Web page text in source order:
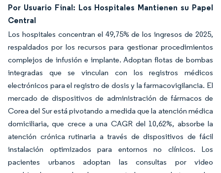
Por Usuario Final: Los Hospitales Mantienen su Papel
Central
Los hospitales concentran el 49,75% de los ingresos de 2025,
respaldados por los recursos para gestionar procedimientos
complejos de infusión e implante. Adoptan flotas de bombas
integradas que se vinculan con los registros médicos
electrónicos para el registro de dosis y la farmacovigilancia. El
mercado de dispositivos de administración de fármacos de
Corea del Sur está pivotando a medida que la atención médica
domiciliaria, que crece a una CAGR del 10,62%, absorbe la
atención crónica rutinaria a través de dispositivos de fácil
instalación optimizados para entornos no clínicos. Los
pacientes urbanos adoptan las consultas por video